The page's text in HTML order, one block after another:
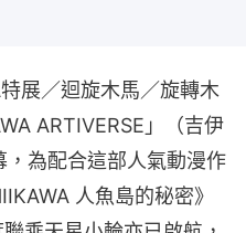
特展／迴旋木馬／旋轉木
ARTIVERSE」（吉伊
為配合這部人氣動漫作
人魚島的秘密》